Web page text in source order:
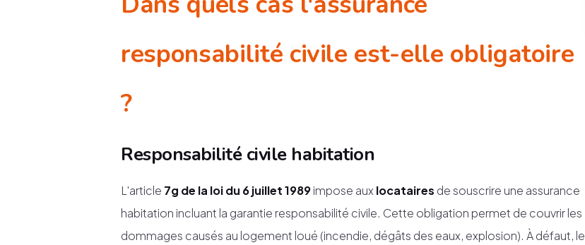
responsabilité civile est-elle obligatoire
?
Responsabilité civile habitation
L'article 7g de la loi du 6 juillet 1989impose auxlocataires de souscrire une assurance
habitation incluant la garantie responsabilité civile. Cette obligation permet de couvrir les
dommages causés au logement loué (incendie, dégâts des eaux, explosion). À défaut, le